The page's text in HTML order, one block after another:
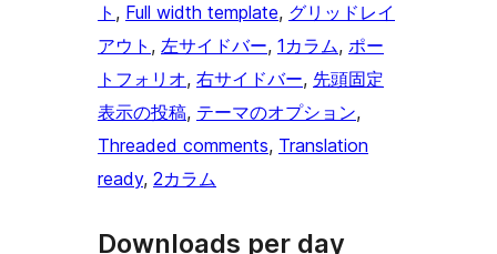
ト , Full width template, グリッドレイ
アウト , 左サイドバー, 1カラム, ポー
トフォリオ, 右サイドバー, 先頭固定
表示の投稿, テーマのオプション
Threaded comments, Translation
ready, 2カラム
Downloads per day